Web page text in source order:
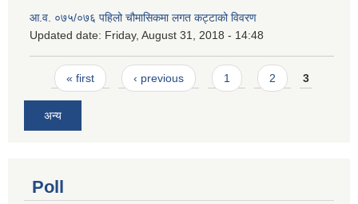
आ.व. ०७५/०७६ पहिलो चौमासिकमा लगत कट्टाको विवरण
Updated date: Friday, August 31, 2018 - 14:48
Pages
« first ‹ previous 1 2 3
अन्य
Poll